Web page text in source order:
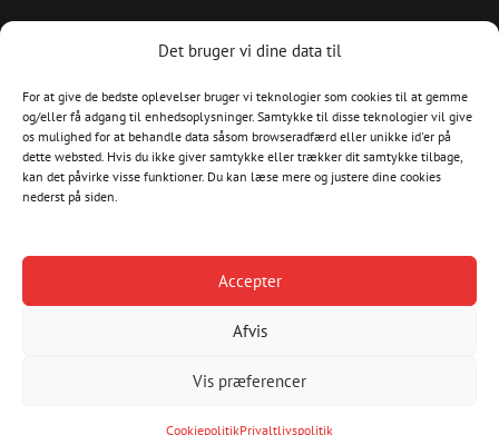
Det bruger vi dine data til
For at give de bedste oplevelser bruger vi teknologier som cookies til at gemme
og/eller få adgang til enhedsoplysninger. Samtykke til disse teknologier vil give
os mulighed for at behandle data såsom browseradfærd eller unikke id'er på
dette websted. Hvis du ikke giver samtykke eller trækker dit samtykke tilbage,
kan det påvirke visse funktioner. Du kan læse mere og justere dine cookies
nederst på siden.
Accepter
Afvis
Vis præferencer
CookiepolitikPrivaltlivspolitik
Skriv til os på
info@christianshavnskvarter.dk
Christiania
Kultur
Havnen
Cookiepolitik
Privaltlivspolitik